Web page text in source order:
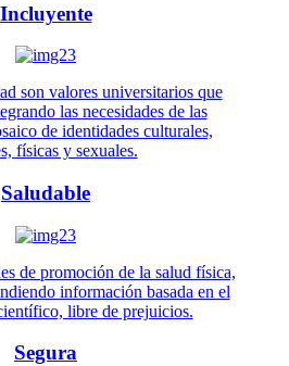
Incluyente
son valores universitarios que
las necesidades de las
de identidades culturales,
físicas y sexuales.
Saludable
de promoción de la salud física,
información basada en el
libre de prejuicios.
Segura